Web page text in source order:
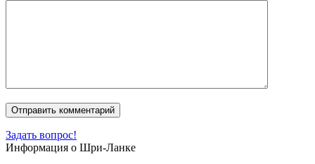
Задать вопрос!
Информация о Шри-Ланке